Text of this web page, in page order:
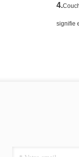
4.
signifie